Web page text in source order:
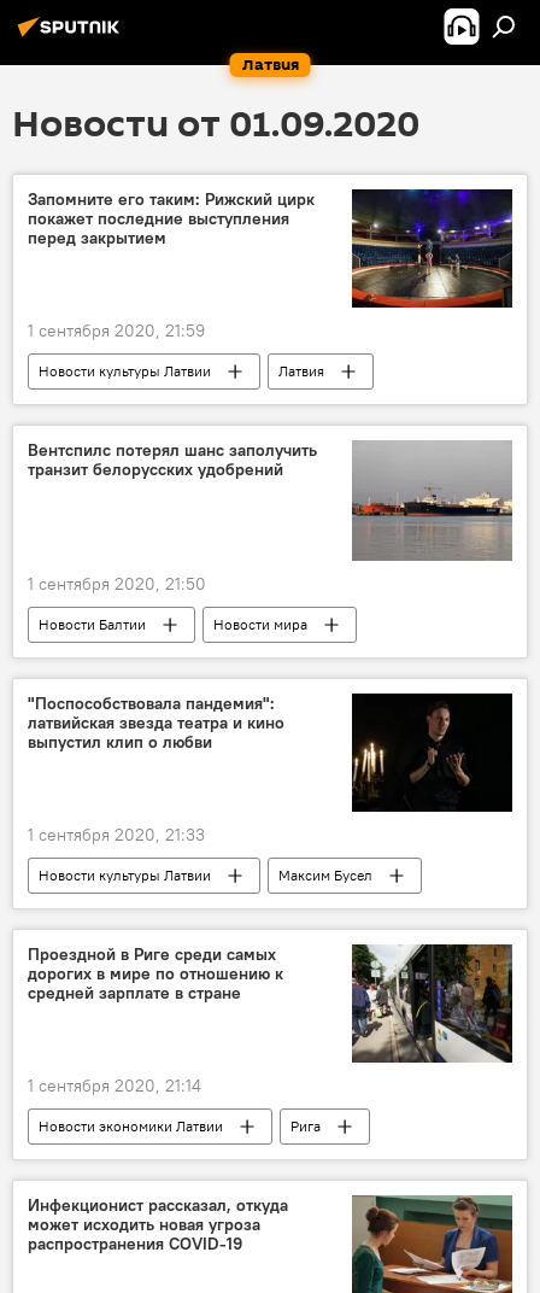
Латвия
Новости от 01.09.2020
Запомните его таким: Рижский цирк
покажет последние выступления
перед закрытием
1 сентября 2020, 21:59
Новости культуры Латвии
Латвия
Рига
Рижский цирк
Вентспилс потерял шанс заполучить
транзит белорусских удобрений
1 сентября 2020, 21:50
Новости Балтии
Новости мира
Литва
Клайпедский порт
грузоперевозки
"Беларуськалий"
"Поспособствовала пандемия":
латвийская звезда театра и кино
выпустил клип о любви
1 сентября 2020, 21:33
Новости культуры Латвии
Максим Бусел
актер
Рижский русский театр
Проездной в Риге среди самых
дорогих в мире по отношению к
средней зарплате в стране
1 сентября 2020, 21:14
Новости экономики Латвии
Рига
транспорт
Инфекционист рассказал, откуда
может исходить новая угроза
распространения COVID-19